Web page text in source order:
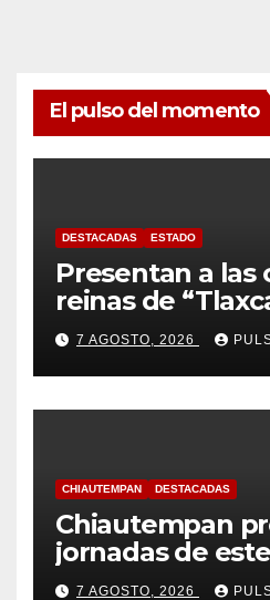
El pulso del momento
DESTACADAS ESTADO
Presentan a las
reinas de
de Ferias 2026:
Tlaxcalteca”
7 AGOSTO, 2026
CHIAUTEMPAN DESTACADAS
Chiautempan
jornadas de
para perros y
7 AGOSTO, 2026